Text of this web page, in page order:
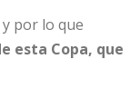
por lo que
esta Copa, que